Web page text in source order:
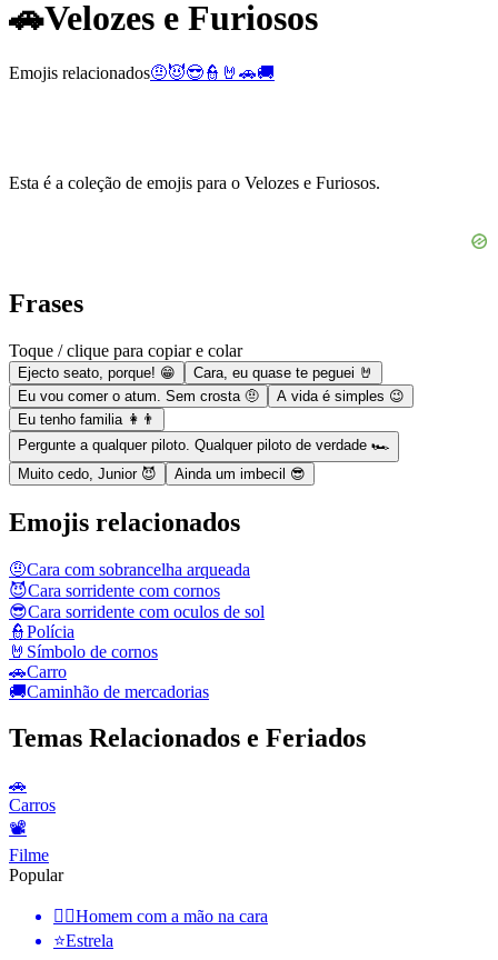
🚗Velozes e Furiosos
Emojis relacionados🤨😈😎👮 🤘 🚗🚚
Esta é a coleção de emojis para o Velozes e Furiosos.
Frases
Toque / clique para copiar e colar
Ejecto seato, porque! 😁
Cara, eu quase te peguei 🤘
Eu vou comer o atum. Sem crosta 🤨
A vida é simples 😉
Eu tenho familia 👩👨
Pergunte a qualquer piloto. Qualquer piloto de verdade 🏎
Muito cedo, Junior 😈
Ainda um imbecil 😎
Emojis relacionados
🤨Cara com sobrancelha arqueada
😈Cara sorridente com cornos
😎Cara sorridente com oculos de sol
👮Polícia
🤘 Símbolo de cornos
🚗Carro
🚚Caminhão de mercadorias
Temas Relacionados e Feriados
🚗
Carros
📽
Filme
Popular
🤦‍♂️Homem com a mão na cara
⭐Estrela